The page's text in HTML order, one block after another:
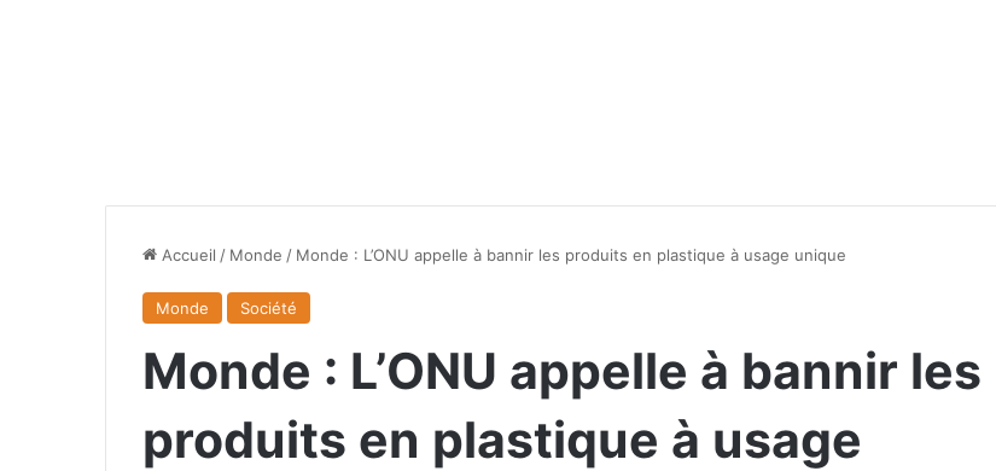
Accueil / Monde / Monde : L’ONU appelle à bannir les produits en plastique à usage unique
Monde Société
Monde : L’ONU appelle à bannir les
produits en plastique à usage